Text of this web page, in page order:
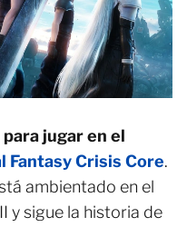
jugar en el
Fantasy Crisis Core.
ambientado en el
y sigue la historia de